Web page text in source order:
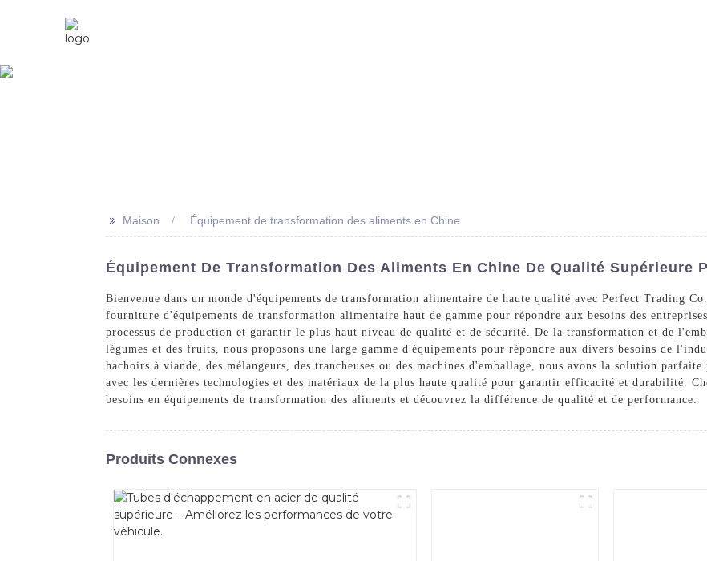
>> Maison Équipement de transformation des aliments en Chine
Équipement De Transformation Des Aliments En Chine De Qualité Supérieure
Bienvenue dans un monde d'équipements de transformation alimentaire de haute qualité avec Perfect Trading
fourniture d'équipements de transformation alimentaire haut de gamme pour répondre aux besoins des
processus de production et garantir le plus haut niveau de qualité et de sécurité. De la transformation et de
légumes et des fruits, nous proposons une large gamme d'équipements pour répondre aux divers besoins de
hachoirs à viande, des mélangeurs, des trancheuses ou des machines d'emballage, nous avons la solution
avec les dernières technologies et des matériaux de la plus haute qualité pour garantir efficacité et durabilité.
besoins en équipements de transformation des aliments et découvrez la différence de qualité et de performance.
Produits Connexes